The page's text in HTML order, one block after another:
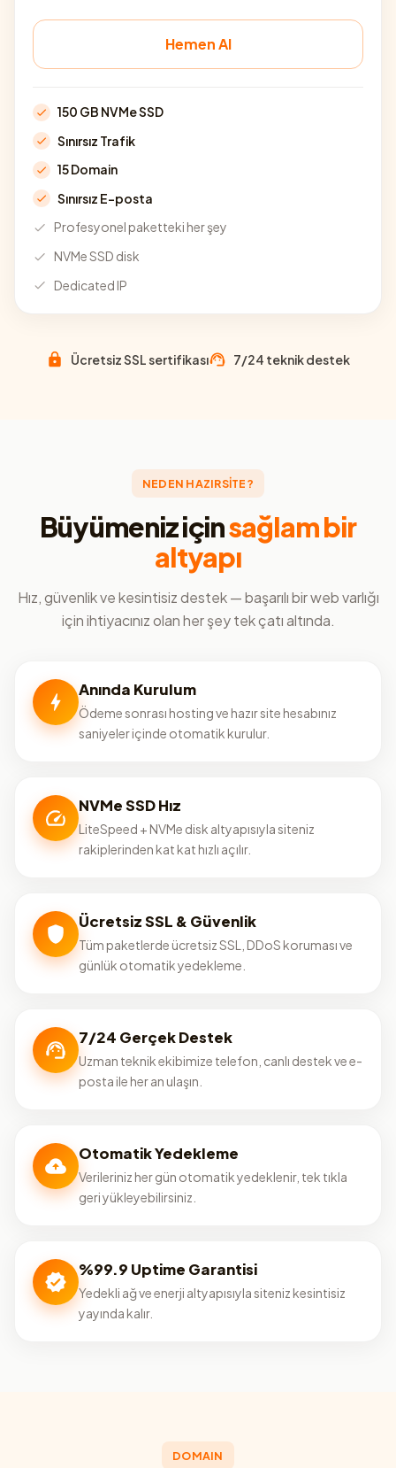
Hemen Al
150 GB NVMe SSD
Sınırsız Trafik
15 Domain
Sınırsız E-posta
Profesyonel paketteki her şey
NVMe SSD disk
Dedicated IP
Ücretsiz SSL sertifikası 7/24 teknik destek
NEDEN HAZIRSİTE?
Büyümeniz içinsağlam bir
altyapı
Hız, güvenlik ve kesintisiz destek — başarılı bir web varlığı
için ihtiyacınız olan her şey tek çatı altında.
Anında Kurulum
Ödeme sonrası hosting ve hazır site hesabınız
saniyeler içinde otomatik kurulur.
NVMe SSD Hız
LiteSpeed + NVMe disk altyapısıyla siteniz
rakiplerinden kat kat hızlı açılır.
Ücretsiz SSL & Güvenlik
Tüm paketlerde ücretsiz SSL, DDoS koruması ve
günlük otomatik yedekleme.
7/24 Gerçek Destek
Uzman teknik ekibimize telefon, canlı destek ve e-
posta ile her an ulaşın.
Otomatik Yedekleme
Verileriniz her gün otomatik yedeklenir, tek tıkla
geri yükleyebilirsiniz.
%99.9 Uptime Garantisi
Yedekli ağ ve enerji altyapısıyla siteniz kesintisiz
yayında kalır.
DOMAIN